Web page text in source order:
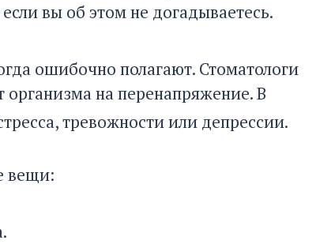
вы об этом не догадываетесь.
ошибочно полагают. Стоматологи
организма на перенапряжение. В
тревожности или депрессии.
вещи: